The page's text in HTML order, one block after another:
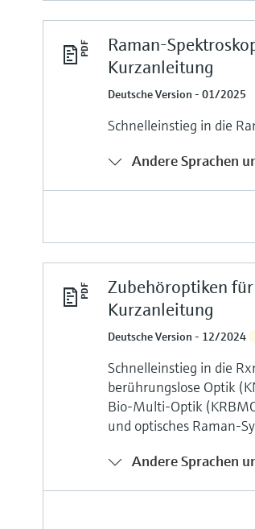
Raman-
Kurzanleitung
Deutsche Version - 01/2025
Schnelleinstieg in die
Andere Sprachen
Zubehöroptiken
Kurzanleitung
Deutsche Version - 12/2024
Schnelleinstieg in die
berührungslose Optik
Bio-Multi-Optik
und optisches Raman-
Andere Sprachen